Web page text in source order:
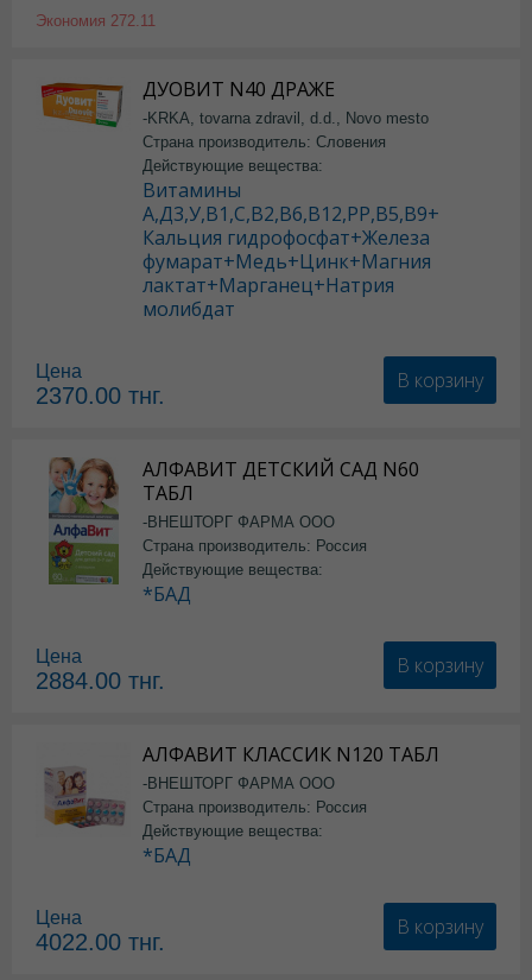
Экономия 272.11
ДУОВИТ N40 ДРАЖЕ
-KRKA, tovarna zdravil, d.d., Novo mesto
Страна производитель: Словения
Действующие вещества:
Витамины
А,Д3,У,В1,С,В2,В6,В12,РР,В5,В9+
Кальция гидрофосфат+Железа
фумарат+Медь+Цинк+Магния
лактат+Марганец+Натрия
молибдат
Цена
2370.00 тнг.
В корзину
АЛФАВИТ ДЕТСКИЙ САД N60
ТАБЛ
-ВНЕШТОРГ ФАРМА ООО
Страна производитель: Россия
Действующие вещества:
*БАД
Цена
2884.00 тнг.
В корзину
АЛФАВИТ КЛАССИК N120 ТАБЛ
-ВНЕШТОРГ ФАРМА ООО
Страна производитель: Россия
Действующие вещества:
*БАД
Цена
4022.00 тнг.
В корзину